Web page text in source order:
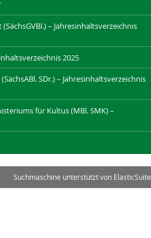
– Jahresinhaltsverzeichnis
2025
SDr.) – Jahresinhaltsverzeichnis
für Kultus (MBl. SMK) –
Suchmaschine unterstützt von ElasticSuite